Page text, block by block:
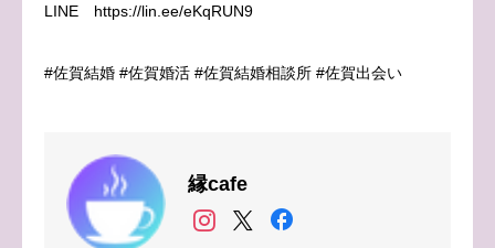
LINE https://lin.ee/eKqRUN9
#佐賀結婚 #佐賀婚活 #佐賀結婚相談所 #佐賀出会い
縁cafe